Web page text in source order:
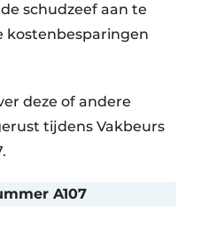
schudzeef aan te
kostenbesparingen
deze of andere
tijdens Vakbeurs
A107